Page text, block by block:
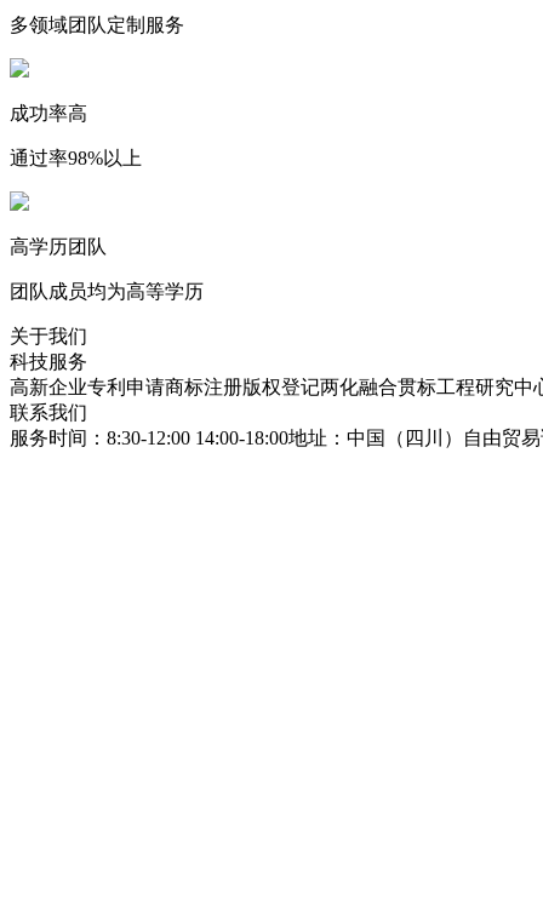
多领域团队定制服务
成功率高
通过率98%以上
高学历团队
团队成员均为高等学历
关于我们
科技服务
高新企业专利申请商标注册版权登记两化融合贯标工程研究中
联系我们
服务时间：8:30-12:00 14:00-18:00地址：中国（四川）自由贸